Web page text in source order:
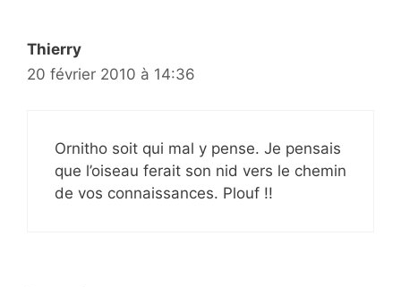
Thierry
20 février 2010 à 14:36
Ornitho soit qui mal y pense. Je pensais
que l’oiseau ferait son nid vers le chemin
de vos connaissances. Plouf !!